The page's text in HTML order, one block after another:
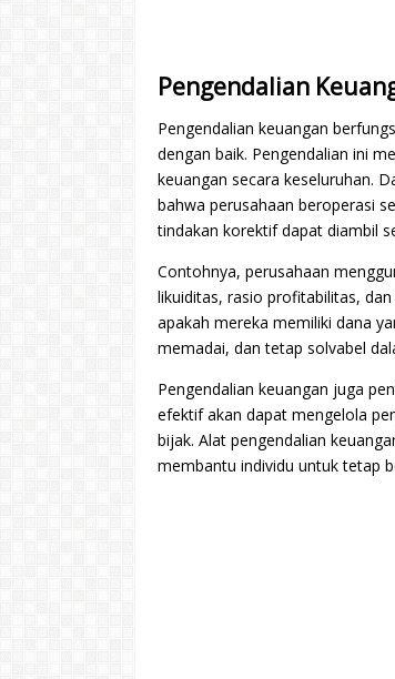
Pengendalian
Pengendalian keuangan
dengan baik. Pengendalian ini
keuangan secara keseluruhan.
bahwa perusahaan beroperasi
tindakan korektif dapat diambil
Contohnya, perusahaan
likuiditas, rasio profitabilitas,
apakah mereka memiliki dana
memadai, dan tetap solvabel
Pengendalian keuangan juga
efektif akan dapat mengelola
bijak. Alat pengendalian
membantu individu untuk tetap